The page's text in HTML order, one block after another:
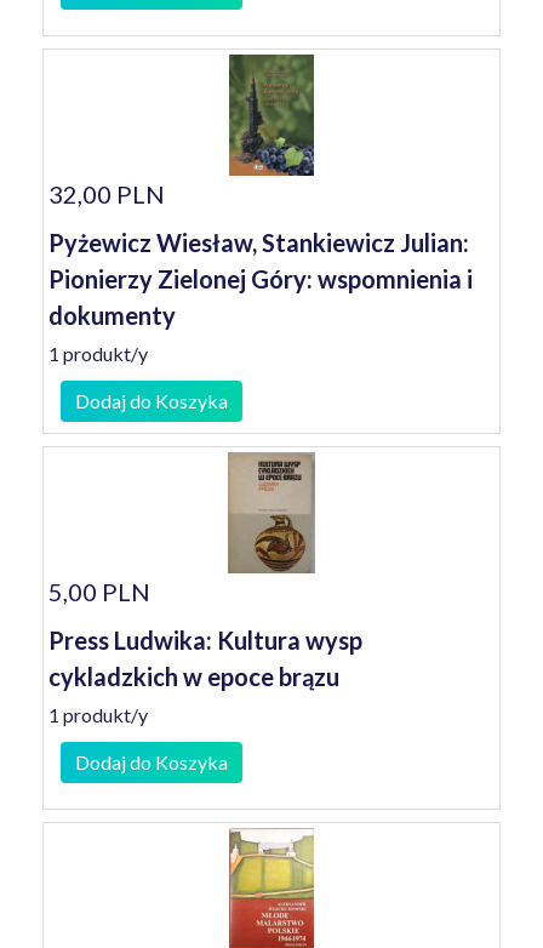
32,00 PLN
Pyżewicz Wiesław, Stankiewicz Julian:
Pionierzy Zielonej Góry: wspomnienia i
dokumenty
1 produkt/y
Dodaj do Koszyka
5,00 PLN
Press Ludwika: Kultura wysp
cykladzkich w epoce brązu
1 produkt/y
Dodaj do Koszyka